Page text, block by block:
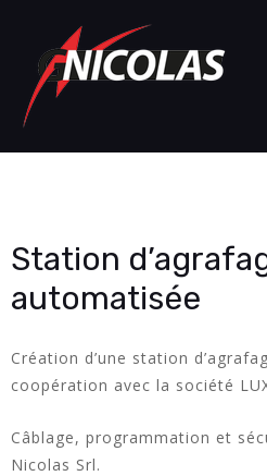
Station
automatisée
Création d’une station
coopération avec la société
Câblage, programmation et
Nicolas Srl.